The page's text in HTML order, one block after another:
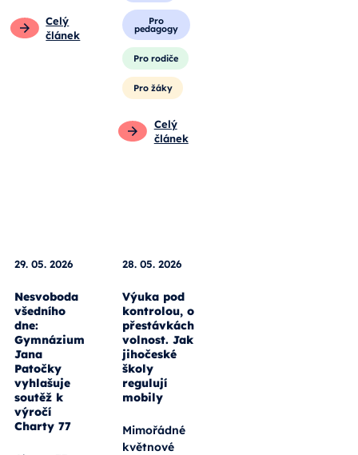
Celý
článek
vědu osahaly
vlastníma
rukama.
Obecné
pedagogy
Pro rodiče
29. 05. 2026
Nesvoboda
všedního
dne:
Gymnázium
28. 05. 2026
Výuka pod
kontrolou, o
volnost. Jak
jihočeské